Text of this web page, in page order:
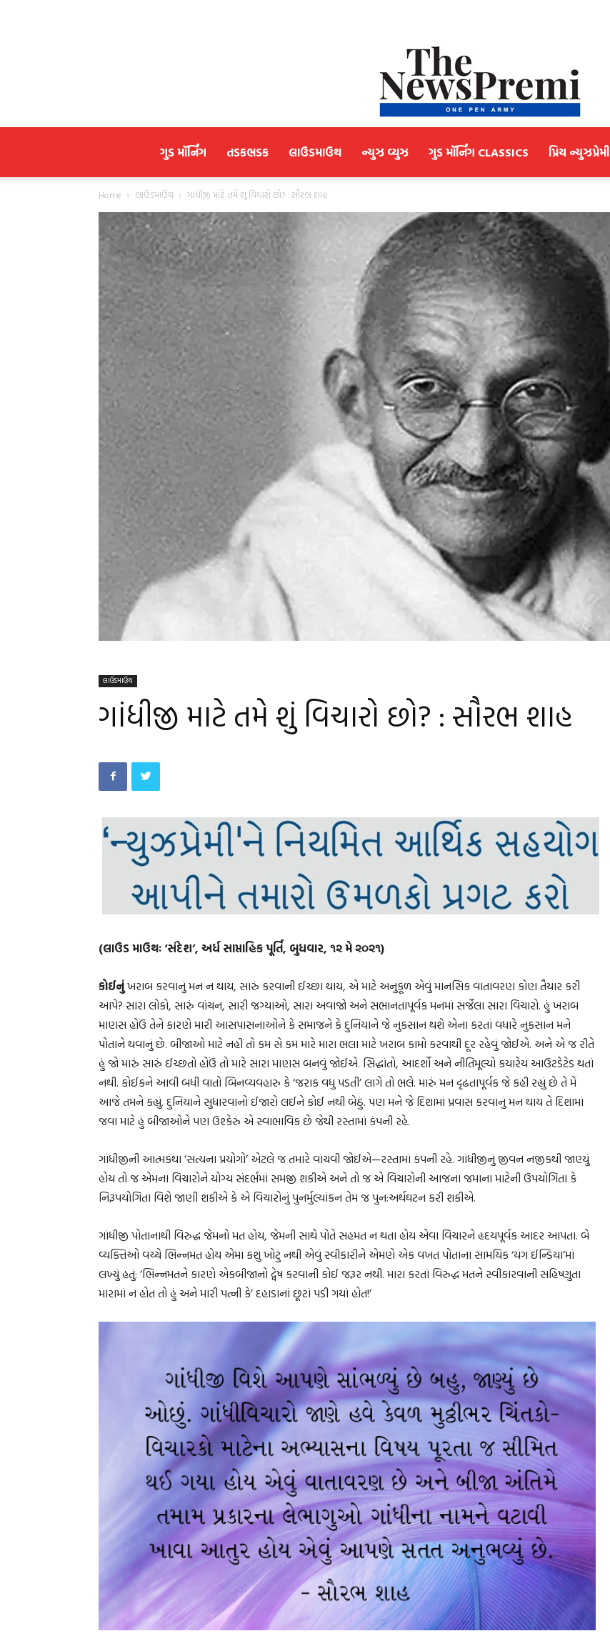
Gujarati
ગુડ મૉર્નિંગ તડકભડક લાઉડમાઉથ ન્યુઝ વ્યુઝ ગુડ મૉર્નિંગ CLASSICS પ્રિય ન્યુઝપ્રેમી
Home લાઉડમાઉથ ગાંધીજી માટે તમે શું વિચારો છો? : સૌરભ શાહ
લાઉડમાઉથ
ગાંધીજી માટે તમે શું વિચારો છો? : સૌરભ શાહ
(લાઉડ માઉથઃ ‘સંદેશ’, અર્ધ સાપ્તાહિક પૂર્તિ, બુધવાર, ૧૨ મે ૨૦૨૧)
કોઈનુંખરાબ કરવાનું મન ન થાય, સારું કરવાની ઈચ્છા થાય, એ માટે અનુકૂળ એવું માનસિક વાતાવરણ કોણ તૈયાર કરી
આપે? સારા લોકો, સારું વાંચન, સારી જગ્યાઓ, સારા અવાજો અને સભાનતાપૂર્વક મનમાં સર્જેલા સારા વિચારો. હું ખરાબ
માણસ હોઉં તેને કારણે મારી આસપાસનાઓને કે સમાજને કે દુનિયાને જે નુકસાન થશે એના કરતાં વધારે નુકસાન મને
પોતાને થવાનું છે. બીજાઓ માટે નહીં તો કમ સે કમ મારે મારા ભલા માટે ખરાબ કામો કરવાથી દૂર રહેવું જોઈએ. અને એ જ રીતે
હું જો મારું સારું ઈચ્છતો હોઉં તો મારે સારા માણસ બનવું જોઈએ. સિદ્ધાંતો, આદર્શો અને નીતિમૂલ્યો કયારેય આઉટડેટેડ થતાં
નથી. કોઈકને આવી બધી વાતો બિનવ્યવહારુ કે ‘જરાક વધુ પડતી’ લાગે તો ભલે. મારું મન દૃઢતાપૂર્વક જે કહી રહ્યું છે તે મેં
આજે તમને કહ્યું. દુનિયાને સુધારવાનો ઈજારો લઈને કોઈ નથી બેઠું. પણ મને જે દિશામાં પ્રવાસ કરવાનું મન થાય તે દિશામાં
જવા માટે હું બીજાઓને પણ ઉશ્કેરું એ સ્વાભાવિક છે જેથી રસ્તામાં કંપની રહે.
ગાંધીજીની આત્મકથા ‘સત્યના પ્રયોગો’ એટલે જ તમારે વાંચવી જોઈએ—રસ્તામાં કંપની રહે. ગાંધીજીનું જીવન નજીકથી જાણ્યું
હોય તો જ એમના વિચારોને યોગ્ય સંદર્ભમાં સમજી શકીએ અને તો જ એ વિચારોની આજના જમાના માટેની ઉપયોગિતા કે
નિરૂપયોગિતા વિશે જાણી શકીએ કે એ વિચારોનું પુનર્મુલ્યાંકન તેમ જ પુન:અર્થઘટન કરી શકીએ.
ગાંધીજી પોતાનાથી વિરુદ્ધ જેમનો મત હોય, જેમની સાથે પોતે સહમત ન થતા હોય એવા વિચારને હૃદયપૂર્વક આદર આપતા. બે
વ્યક્તિઓ વચ્ચે ભિન્નમત હોય એમાં કશું ખોટું નથી એવું સ્વીકારીને એમણે એક વખત પોતાના સામયિક ‘યંગ ઈન્ડિયા’માં
લખ્યું હતું: ‘ભિન્નમતને કારણે એકબીજાનો દ્વેષ કરવાની કોઈ જરૂર નથી. મારા કરતાં વિરુદ્ધ મતને સ્વીકારવાની સહિષ્ણુતા
મારામાં ન હોત તો હું અને મારી પત્ની કે’ દહાડાનાં છૂટાં પડી ગયાં હોત!’